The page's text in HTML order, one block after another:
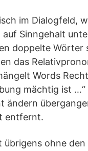
im Dialogfeld,
Sinngehalt
doppelte Wörter
das
Words
mächtig ist
ändern
entfernt.
ohne